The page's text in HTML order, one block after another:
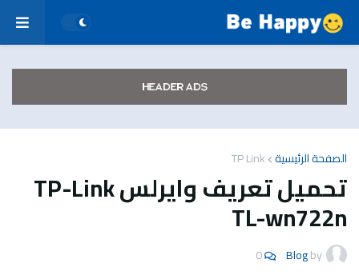
الصفحة الرئيسية TP Link
تحميل تعريف وايرلس TP-Link
TL-wn722n
by
Blog
0